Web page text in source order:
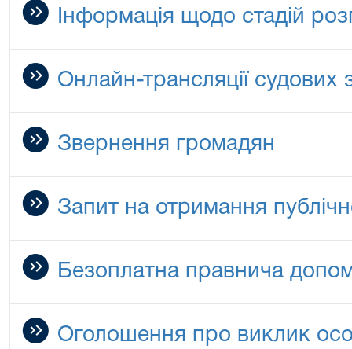
Інформація щодо стадій
Онлайн-трансляції судових
Звернення громадян
Запит на отримання
Безоплатна правнича
Оголошення про виклик